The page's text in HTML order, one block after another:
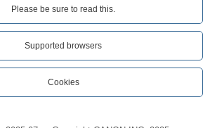
Please be sure to read this.‎
Supported browsers
Cookies